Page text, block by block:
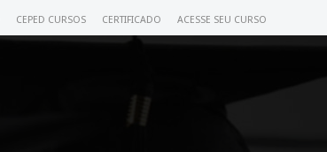
CEPED CURSOS CERTIFICADO ACESSE SEU CURSO